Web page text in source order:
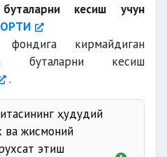
кесиш учун
кирмайдиган
буталарни кесиш
.
ҳудудий
ва жисмоний
этиш